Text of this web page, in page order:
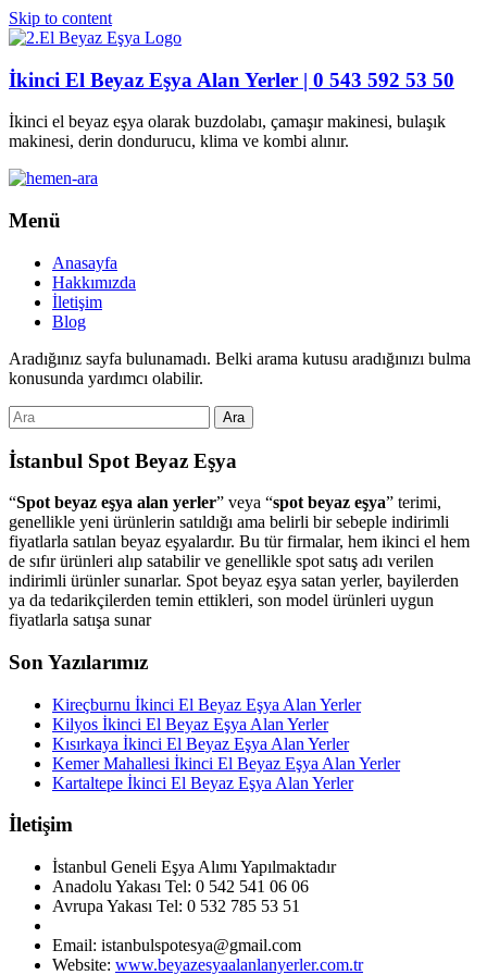
Skip to content
İkinci El Beyaz Eşya Alan Yerler | 0 543 592 53 50
İkinci el beyaz eşya olarak buzdolabı, çamaşır makinesi, bulaşık
makinesi, derin dondurucu, klima ve kombi alınır.
Menü
Anasayfa
Hakkımızda
İletişim
Blog
Aradığınız sayfa bulunamadı. Belki arama kutusu aradığınızı bulma
konusunda yardımcı olabilir.
İstanbul Spot Beyaz Eşya
“Spot beyaz eşya alan yerler” veya “spot beyaz eşya” terimi,
genellikle yeni ürünlerin satıldığı ama belirli bir sebeple indirimli
fiyatlarla satılan beyaz eşyalardır. Bu tür firmalar, hem ikinci el hem
de sıfır ürünleri alıp satabilir ve genellikle spot satış adı verilen
indirimli ürünler sunarlar. Spot beyaz eşya satan yerler, bayilerden
ya da tedarikçilerden temin ettikleri, son model ürünleri uygun
fiyatlarla satışa sunar
Son Yazılarımız
Kireçburnu İkinci El Beyaz Eşya Alan Yerler
Kilyos İkinci El Beyaz Eşya Alan Yerler
Kısırkaya İkinci El Beyaz Eşya Alan Yerler
Kemer Mahallesi İkinci El Beyaz Eşya Alan Yerler
Kartaltepe İkinci El Beyaz Eşya Alan Yerler
İletişim
İstanbul Geneli Eşya Alımı Yapılmaktadır
Anadolu Yakası Tel: 0 542 541 06 06
Avrupa Yakası Tel: 0 532 785 53 51
Email: istanbulspotesya@gmail.com
Website: www.beyazesyaalanlanyerler.com.tr